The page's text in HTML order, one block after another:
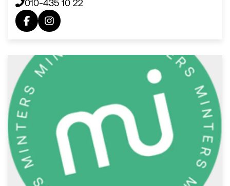
010-435 10 22